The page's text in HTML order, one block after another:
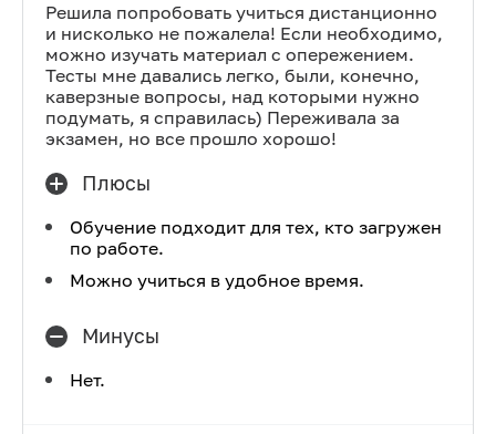
Решила попробовать учиться дистанционно
и нисколько не пожалела! Если необходимо,
можно изучать материал с опережением.
Тесты мне давались легко, были, конечно,
каверзные вопросы, над которыми нужно
подумать, я справилась) Переживала за
экзамен, но все прошло хорошо!
Плюсы
Обучение подходит для тех, кто загружен
по работе.
Можно учиться в удобное время.
Минусы
Нет.